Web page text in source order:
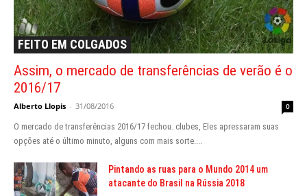
FEITO EM COLGADOS
Assim, o mercado de transferências de verão é o
2016/17
Alberto Llopis - 31/08/2016 0
O mercado de transferências 2016/17 fechou. clubes, Eles apressaram suas
opções até o último minuto, alguns com mais sorte....
Pintando as ruas para o Mundo 2014 um
atacante do Brasil na Rússia 2018